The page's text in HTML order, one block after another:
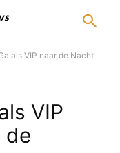
als VIP naar de Nacht
VIP
de